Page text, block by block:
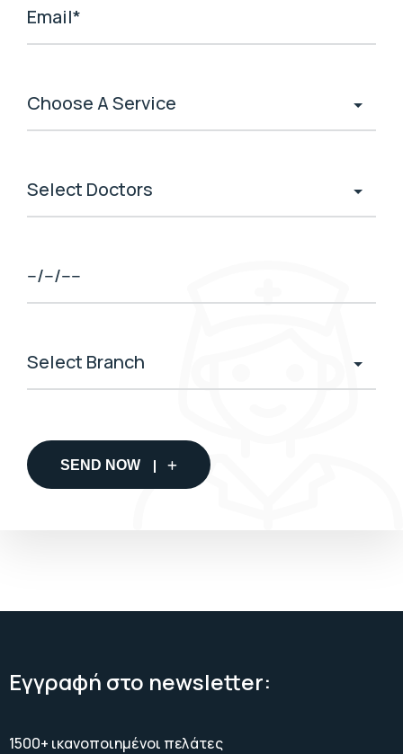
SEND NOW
Εγγραφή στο newsletter:
1500+ ικανοποιημένοι πελάτες